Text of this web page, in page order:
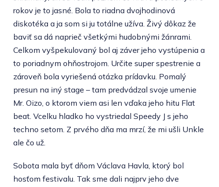
rokov je to jasné. Bola to riadna dvojhodinová
diskotéka a ja som si ju totálne užíva. Živý dôkaz že
baviť sa dá naprieč všetkými hudobnými žánrami.
Celkom vyšpekulovaný bol aj záver jeho vystúpenia a
to poriadnym ohňostrojom. Určite super spestrenie a
zároveň bola vyriešená otázka prídavku. Pomalý
presun na iný stage – tam predvádzal svoje umenie
Mr. Oizo, o ktorom viem asi len vďaka jeho hitu Flat
beat. Vcelku hladko ho vystriedal Speedy J s jeho
techno setom. Z prvého dňa ma mrzí, že mi ušli Unkle
ale čo už.
Sobota mala byť dňom Václava Havla, ktorý bol
hosťom festivalu. Tak sme dali najprv jeho dve